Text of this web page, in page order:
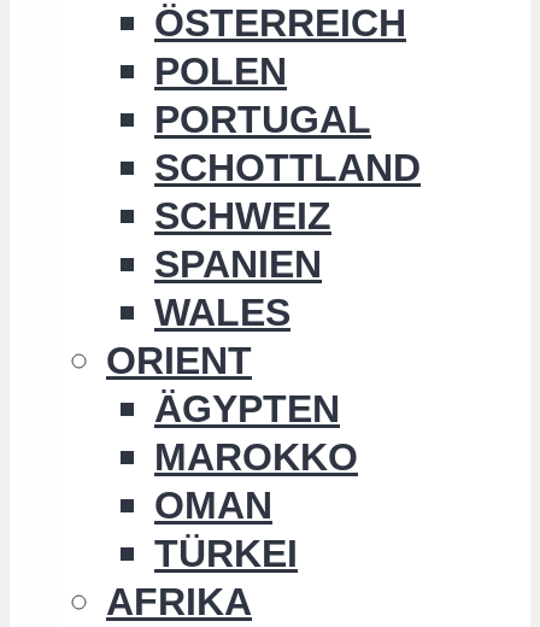
ÖSTERREICH
POLEN
PORTUGAL
SCHOTTLAND
SCHWEIZ
SPANIEN
WALES
ORIENT
ÄGYPTEN
MAROKKO
OMAN
TÜRKEI
AFRIKA